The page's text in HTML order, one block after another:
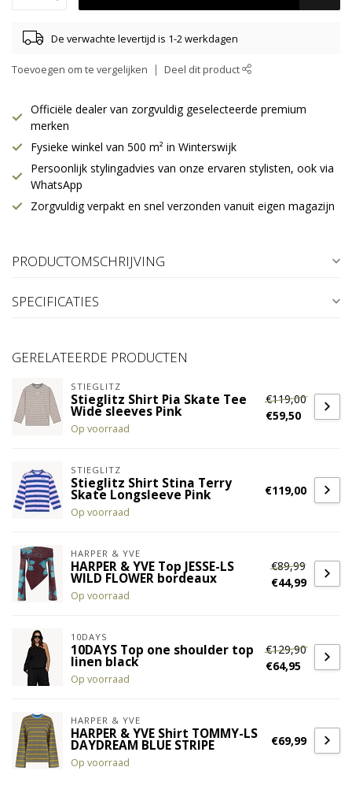
De verwachte levertijd is 1-2 werkdagen
Toevoegen om te vergelijken Deel dit product
Officiële dealer van zorgvuldig geselecteerde premium
merken
Fysieke winkel van 500 m² in Winterswijk
Persoonlijk stylingadvies van onze ervaren stylisten, ook via
WhatsApp
Zorgvuldig verpakt en snel verzonden vanuit eigen magazijn
PRODUCTOMSCHRIJVING
SPECIFICATIES
GERELATEERDE PRODUCTEN
STIEGLITZ
Stieglitz Shirt Pia Skate Tee
Wide sleeves Pink
Op voorraad
€119,00
€59,50
STIEGLITZ
Stieglitz Shirt Stina Terry
Skate Longsleeve Pink
Op voorraad
€119,00
HARPER & YVE
HARPER & YVE Top JESSE-LS
WILD FLOWER bordeaux
Op voorraad
€89,99
€44,99
10DAYS
10DAYS Top one shoulder top
linen black
Op voorraad
€129,90
€64,95
HARPER & YVE
HARPER & YVE Shirt TOMMY-LS
DAYDREAM BLUE STRIPE
Op voorraad
€69,99